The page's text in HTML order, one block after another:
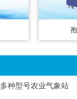
种型号农业气象站